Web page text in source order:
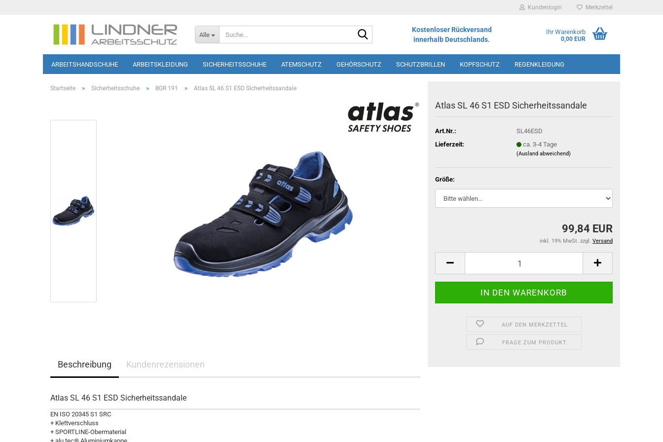
Kundenlogin Merkzettel
Alle
Kostenloser Rückversand
innerhalb Deutschlands.
Ihr Warenkorb
0,00 EUR
ARBEITSHANDSCHUHE ARBEITSKLEIDUNG SICHERHEITSSCHUHE ATEMSCHUTZ GEHÖRSCHUTZ SCHUTZBRILLEN KOPFSCHUTZ REGENKLEIDUNG
SOFTSHELL-JACKEN HAUTSCHUTZ T-SHIRTS/POLOS SHORTS SCHÜRZEN
Startseite » Sicherheitsschuhe » BGR 191 » Atlas SL 46 S1 ESD Sicherheitssandale
Atlas SL 46 S1 ESD Sicherheitssandale
Art.Nr.:
SL46ESD
Lieferzeit:
ca. 3-4 Tage
(Ausland abweichend)
Größe:
99,84 EUR
inkl. 19% MwSt. zzgl. Versand
AUF DEN MERKZETTEL
FRAGE ZUM PRODUKT
Beschreibung Kundenrezensionen
Atlas SL 46 S1 ESD Sicherheitssandale
EN ISO 20345 S1 SRC
+ Klettverschluss
+ SPORTLINE-Obermaterial